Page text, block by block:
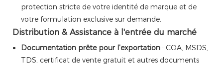
protection stricte de votre identité de marque et de
votre formulation exclusive sur demande.
Distribution & Assistance à l'entrée du marché
Documentation prête pour l'exportation : COA, MSDS,
TDS, certificat de vente gratuit et autres documents